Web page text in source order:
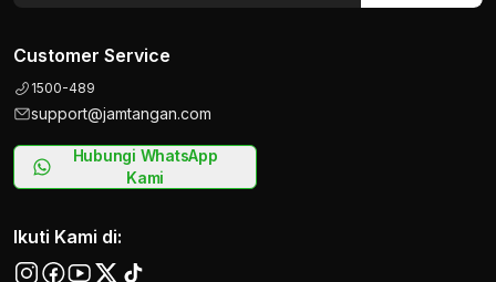
Customer Service
1500-489
support@jamtangan.com
Hubungi WhatsApp
Kami
Ikuti Kami di: